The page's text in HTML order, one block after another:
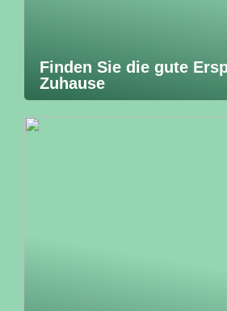
Finden Sie die gute
Zuhause